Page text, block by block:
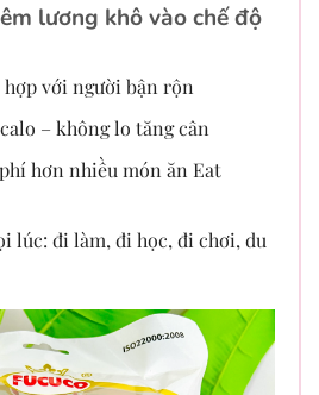
lương khô vào chế độ
với người bận rộn
– không lo tăng cân
hơn nhiều món ăn Eat
lúc: đi làm, đi học, đi chơi, du